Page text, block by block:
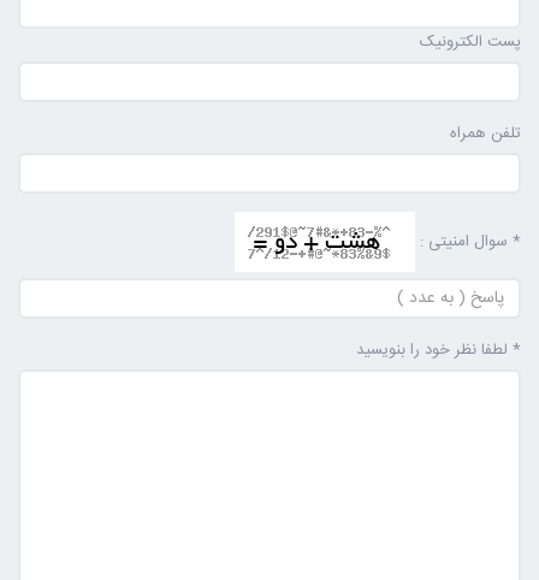
پست الکترونیک
تلفن همراه
* سوال امنیتی :
* لطفا نظر خود را بنویسید